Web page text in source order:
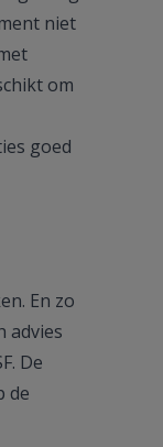
niet
om
goed
En zo
advies
De
de